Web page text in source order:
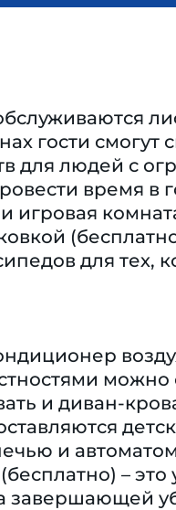
гости смогут
для людей с
время в
игровая
для тех,
можно
и диван-
и
–
завершающей